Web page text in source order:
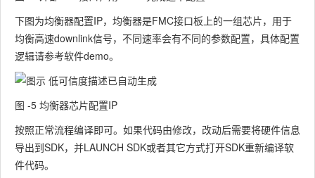
下图为均衡器配置IP，均衡器是FMC接口板上的一组芯片，用于
均衡高速downlink信号，不同速率会有不同的参数配置，具体配置
逻辑请参考软件demo。
图 ‑5 均衡器芯片配置IP
按照正常流程编译即可。如果代码由修改，改动后需要将硬件信息
导出到SDK，并LAUNCH SDK或者其它方式打开SDK重新编译软
件代码。